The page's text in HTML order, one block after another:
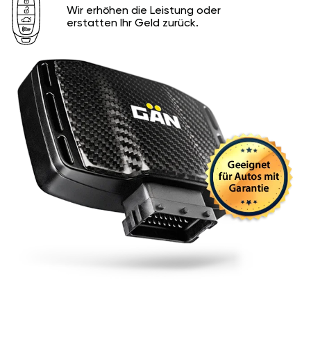
Wir erhöhen die Leistung oder
erstatten Ihr Geld zurück.